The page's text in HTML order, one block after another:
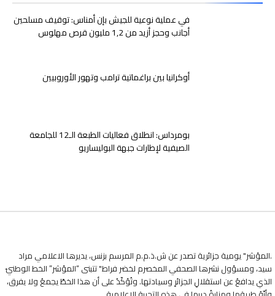
في عملية نوعية للجيش بإن أمناس: توقيف مسلحين
أجانب وحجز أزيد من 1,2 مليون قرص مهلوس
أوكرانيا بين براغماتية ترامب وتهور الأوروبيين
بومرداس: انطلاق فعاليات الطبعة الـ12 للجامعة
الصيفية لإطارات جبهة البوليساريو
.المؤشر" يومية جزائرية تصدر عن ش.ذ.م.م المرسم بزنس، يديرها الاعلامي مراد
سيد، ومسؤول نشرها الصحفي المخصرم لخضر فراط" تتبنى “المؤشر” الخط الوطنيّ
الذي يدافعُ عن استقلالِ الجزائرِ وسيادتها. وتُؤكّدُ على أن هذا الخطّ يجمعُ ولا يفرق،